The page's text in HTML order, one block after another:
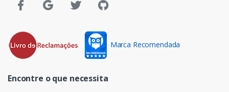
Marca Recomendada
Encontre o que necessita